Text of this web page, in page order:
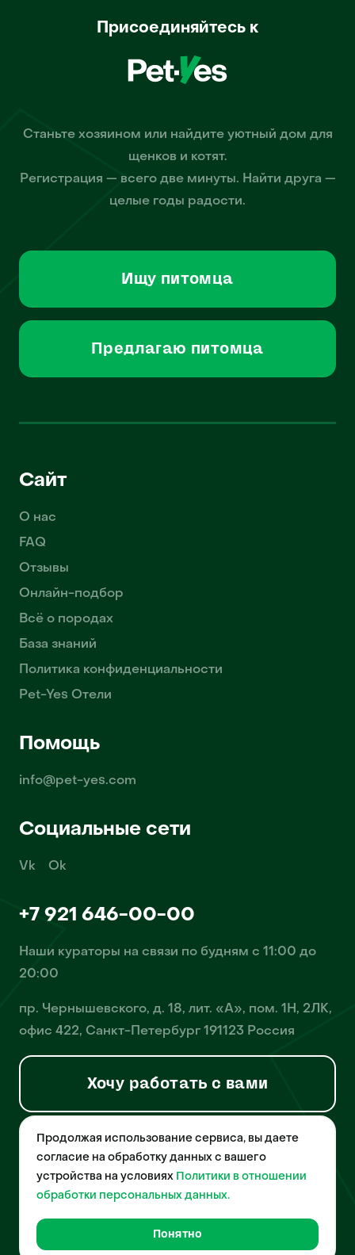
Присоединяйтесь к
Станьте хозяином или найдите уютный дом для
щенков и котят.
Регистрация — всего две минуты. Найти друга —
целые годы радости.
Ищу питомца
Предлагаю питомца
Сайт
О нас
FAQ
Отзывы
Онлайн-подбор
Всё о породах
База знаний
Политика конфиденциальности
Pet-Yes Отели
Помощь
info@pet-yes.com
Социальные сети
Vk Ok
+7 921 646-00-00
Наши кураторы на связи по будням с 11:00 до
20:00
пр. Чернышевского, д. 18, лит. «А», пом. 1Н, 2ЛК,
офис 422, Санкт-Петербург 191123 Россия
Хочу работать с вами
© 2026 Pet-Yes. ООО «Биржа домашних животных «Пет-Ес»
осуществляет деятельность в области информационных
технологий, деятельность по разработке и эксплуатации
собственного программного обеспечения, деятельность
порталов в информационно-коммуникационной сети Интернет и
домашних животных», свидетельство о регистрации
№2021612018 от 10 февраля 2021 года.
Продолжая использование сервиса, вы даете
согласие на обработку данных с вашего
устройства на условиях Политики в отношении
обработки персональных данных.
Понятно